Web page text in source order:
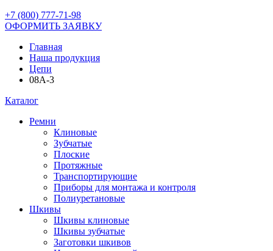
+7 (800) 777-71-98
ОФОРМИТЬ ЗАЯВКУ
Главная
Наша продукция
Цепи
08A-3
Каталог
Ремни
Клиновые
Зубчатые
Плоские
Протяжные
Транспортирующие
Приборы для монтажа и контроля
Полиуретановые
Шкивы
Шкивы клиновые
Шкивы зубчатые
Заготовки шкивов